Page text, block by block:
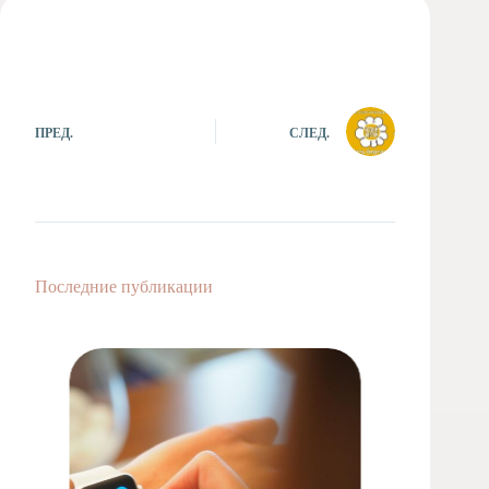
Психологическая
ПРЕД. СЛЕД.
Последние публикации